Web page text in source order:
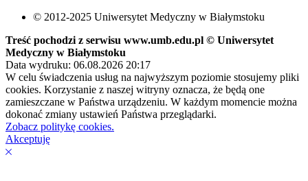
© 2012-2025 Uniwersytet Medyczny w Białymstoku
Treść pochodzi z serwisu www.umb.edu.pl © Uniwersytet
Medyczny w Białymstoku
Data wydruku: 06.08.2026 20:17
W celu świadczenia usług na najwyższym poziomie stosujemy pliki
cookies. Korzystanie z naszej witryny oznacza, że będą one
zamieszczane w Państwa urządzeniu. W każdym momencie można
dokonać zmiany ustawień Państwa przeglądarki.
Zobacz politykę cookies.
Akceptuję